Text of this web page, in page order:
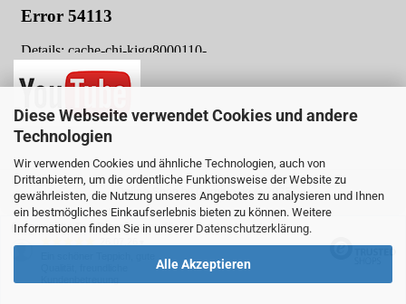
Diese Webseite verwendet Cookies und andere
Technologien
Wir verwenden Cookies und ähnliche Technologien, auch von
Drittanbietern, um die ordentliche Funktionsweise der Website zu
gewährleisten, die Nutzung unseres Angebotes zu analysieren und Ihnen
ein bestmögliches Einkaufserlebnis bieten zu können. Weitere
Informationen finden Sie in unserer Datenschutzerklärung.
Alle Akzeptieren
Online-Shopby Gambio.de © 2025
Ausgewählte Top-Bewertungen für www.teboshop.de